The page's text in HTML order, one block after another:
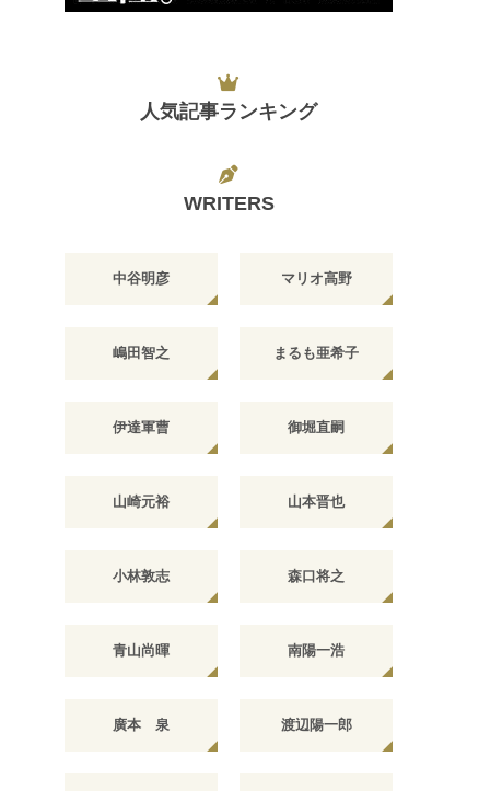
人気記事ランキング
WRITERS
中谷明彦 マリオ高野
嶋田智之 まるも亜希子
伊達軍曹 御堀直嗣
山崎元裕 山本晋也
小林敦志 森口将之
青山尚暉 南陽一浩
廣本 泉 渡辺陽一郎